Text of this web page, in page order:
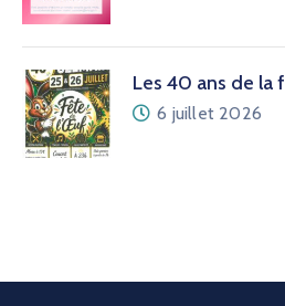
Les 40 ans de la
6 juillet 2026